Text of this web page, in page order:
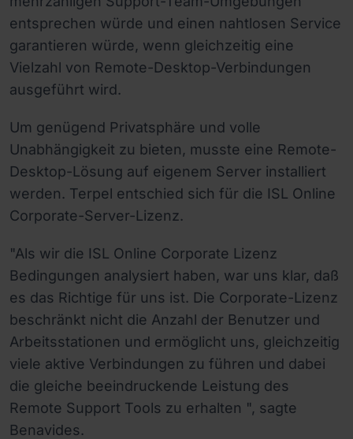
entsprechen würde und einen nahtlosen Service
garantieren würde, wenn gleichzeitig eine
Vielzahl von Remote-Desktop-Verbindungen
ausgeführt wird.
Um genügend Privatsphäre und volle
Unabhängigkeit zu bieten, musste eine Remote-
Desktop-Lösung auf eigenem Server installiert
werden. Terpel entschied sich für die ISL Online
Corporate-Server-Lizenz.
"Als wir die ISL Online Corporate Lizenz
Bedingungen analysiert haben, war uns klar, daß
es das Richtige für uns ist. Die Corporate-Lizenz
beschränkt nicht die Anzahl der Benutzer und
Arbeitsstationen und ermöglicht uns, gleichzeitig
viele aktive Verbindungen zu führen und dabei
die gleiche beeindruckende Leistung des
Remote Support Tools zu erhalten ", sagte
Benavides.